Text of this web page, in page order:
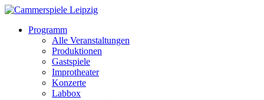
Programm
Alle Veranstaltungen
Produktionen
Gastspiele
Improtheater
Konzerte
Labbox